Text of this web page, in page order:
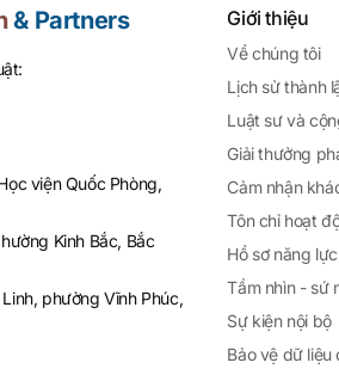
& Partners
viện Quốc Phòng,
Kinh Bắc, Bắc
phường Vĩnh Phúc,
Giới thiệu
Về chúng tôi
Lịch sử thành
Luật sư và
Giải thưởng
Cảm nhận
Tôn chỉ hoạt
Hồ sơ năng lực
Tầm nhìn - sứ
Sự kiện nội bộ
Bảo vệ dữ liệu